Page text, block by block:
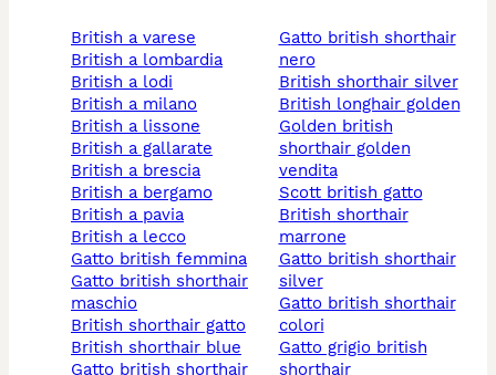
british a varese
british a lombardia
british a lodi
british a milano
british a lissone
british a gallarate
british a brescia
british a bergamo
british a pavia
british a lecco
gatto british femmina
gatto british shorthair
maschio
british shorthair gatto
british shorthair blue
gatto british shorthair
gatto british shorthair
nero
british shorthair silver
british longhair golden
golden british
shorthair golden
vendita
scott british gatto
british shorthair
marrone
gatto british shorthair
silver
gatto british shorthair
colori
gatto grigio british
shorthair